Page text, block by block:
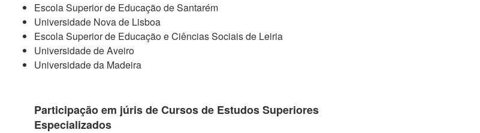
Escola Superior de Educação de Santarém
Universidade Nova de Lisboa
Escola Superior de Educação e Ciências Sociais de Leiria
Universidade de Aveiro
Universidade da Madeira
Participação em júris de Cursos de Estudos Superiores
Especializados